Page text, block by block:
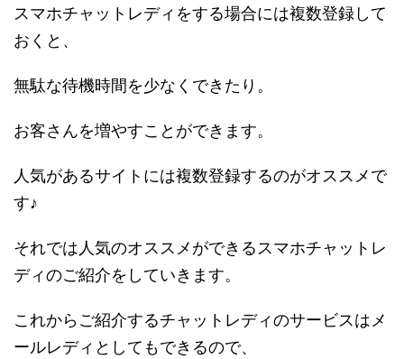
スマホチャットレディをする場合には複数登録して
おくと、
無駄な待機時間を少なくできたり。
お客さんを増やすことができます。
人気があるサイトには複数登録するのがオススメで
す♪
それでは人気のオススメができるスマホチャットレ
ディのご紹介をしていきます。
これからご紹介するチャットレディのサービスはメ
ールレディとしてもできるので、